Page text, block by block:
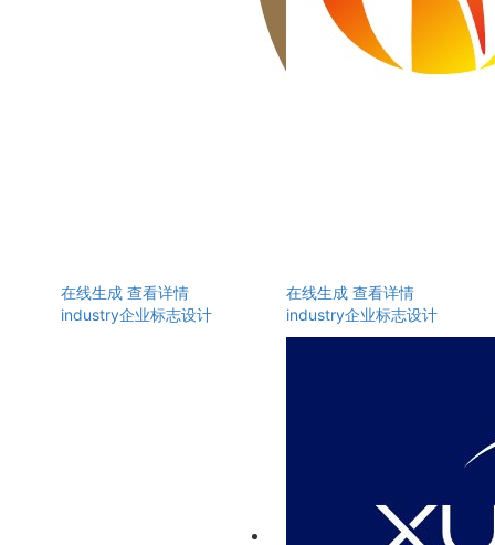
在线生成 查看详情
industry企业标志设计
在线生成 查看详情
industry企业标志设计